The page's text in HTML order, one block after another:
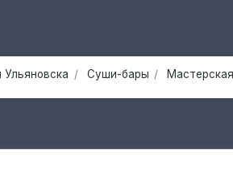
Ульяновска Суши-бары